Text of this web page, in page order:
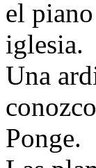
el
iglesia.
Una
Ponge.